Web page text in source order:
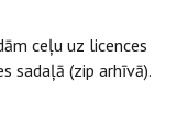
ceļu uz licences
sadaļā (zip arhīvā).